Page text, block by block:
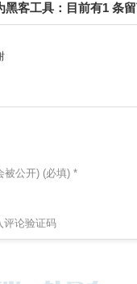
客工具：目前有1 条
被公开) (必填) *
评论验证码